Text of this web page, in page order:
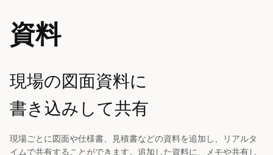
資料
現場の図面資料に
書き込みして共有
現場ごとに図面や仕様書、見積書などの資料を追加し、リアルタ
イムで共有することができます。追加した資料に、メモや共有し